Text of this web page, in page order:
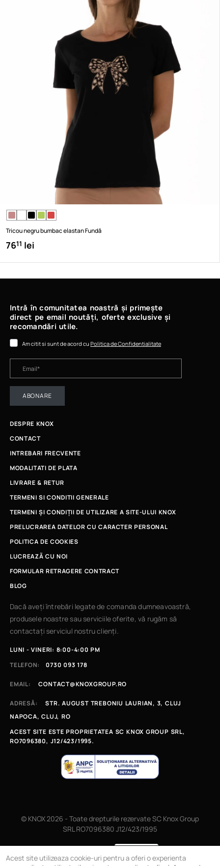
Tricou negru bumbac elastan Fundă
7611 lei
Intră în comunitatea noastră și primește
direct pe email noutăți, oferte exclusive și
recomandări utile.
Am citit si sunt de acord cu Politica de Confidentialitate
ABONARE
DESPRE KNOX
CONTACT
INTREBARI FRECVENTE
MODALITATI DE PLATA
LIVRARE & RETUR
TERMENI SI CONDITII GENERALE
TERMENI ȘI CONDIȚII DE UTILIZARE A SITE-ULUI KNOX
PRELUCRAREA DATELOR CU CARACTER PERSONAL
POLITICA DE COOKIES
LUCREAZÃ CU NOI
FORMULAR RETRAGERE CONTRACT
BLOG
Dacă aveți întrebări legate de comanda dumneavoastră,
produsele noastre sau serviciile oferite, vă rugăm să
contactați serviciul nostru clienți.
LUNI - VINERI: 8:00-4:00 PM
TELEFON:
0730 093 178
EMAIL: CONTACT@KNOXGROUP.RO
ADRESĂ:
STR. AUGUST TREBONIU LAURIAN, 3, CLUJ
NAPOCA, CLUJ, RO
ACEST SITE ESTE PROPRIETATEA SC KNOX GROUP SRL,
RO7096380, J12/423/1995.
© KNOX 2026 - Toate drepturile rezervate SC Knox Group
SRL RO7096380 J12/423/1995
Acest site utilizeaza cookie-uri pentru a oferi o experienta